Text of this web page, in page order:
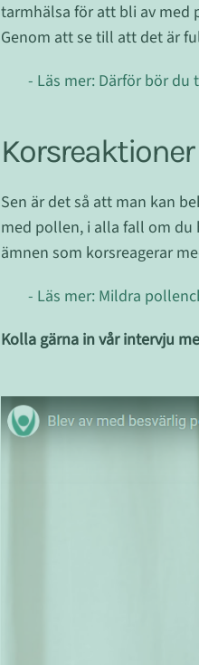
tarmhälsa för att bli av med
Genom att se till att det är
- Läs mer: Därför bör
Korsreaktioner
Sen är det så att man kan
med pollen, i alla fall om du
ämnen som korsreagerar
- Läs mer: Mildra
Kolla gärna in vår intervju